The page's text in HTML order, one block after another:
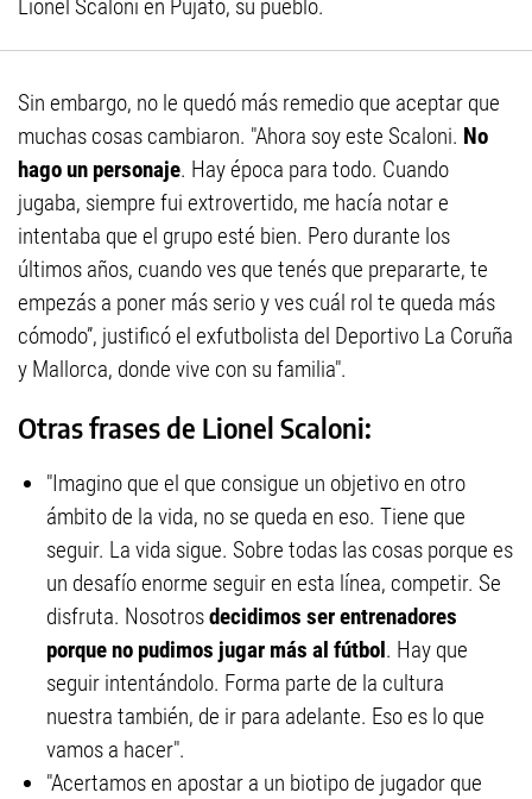
Lionel Scaloni en Pujato, su pueblo.
Sin embargo, no le quedó más remedio que aceptar que
muchas cosas cambiaron. "Ahora soy este Scaloni. No
hago un personaje. Hay época para todo. Cuando
jugaba, siempre fui extrovertido, me hacía notar e
intentaba que el grupo esté bien. Pero durante los
últimos años, cuando ves que tenés que prepararte, te
empezás a poner más serio y ves cuál rol te queda más
cómodo”, justificó el exfutbolista del Deportivo La Coruña
y Mallorca, donde vive con su familia".
Otras frases de Lionel Scaloni:
"Imagino que el que consigue un objetivo en otro
ámbito de la vida, no se queda en eso. Tiene que
seguir. La vida sigue. Sobre todas las cosas porque es
un desafío enorme seguir en esta línea, competir. Se
disfruta. Nosotrosdecidimos ser entrenadores
porque no pudimos jugar más al fútbol. Hay que
seguir intentándolo. Forma parte de la cultura
nuestra también, de ir para adelante. Eso es lo que
vamos a hacer".
"Acertamos en apostar a un biotipo de jugador que